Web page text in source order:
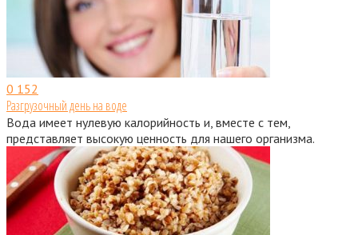
0 152
Разгрузочный день на воде
Вода имеет нулевую калорийность и, вместе с тем,
представляет высокую ценность для нашего организма.